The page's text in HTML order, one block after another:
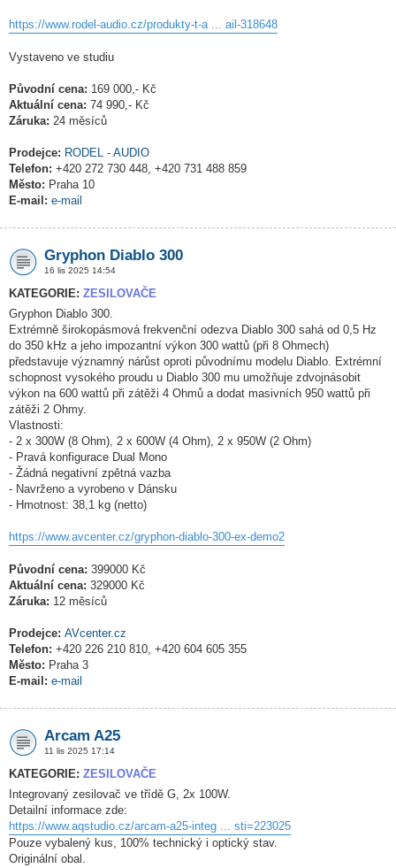
https://www.rodel-audio.cz/produkty-t-a ... ail-318648
Vystaveno ve studiu
Původní cena: 169 000,- Kč
Aktuální cena: 74 990,- Kč
Záruka: 24 měsíců
Prodejce: RODEL - AUDIO
Telefon: +420 272 730 448, +420 731 488 859
Město: Praha 10
E-mail: e-mail
Gryphon Diablo 300
16 lis 2025 14:54
KATEGORIE: ZESILOVAČE
Gryphon Diablo 300.
Extrémně širokopásmová frekvenční odezva Diablo 300 sahá od 0,5 Hz
do 350 kHz a jeho impozantní výkon 300 wattů (při 8 Ohmech)
představuje významný nárůst oproti původnímu modelu Diablo. Extrémní
schopnost vysokého proudu u Diablo 300 mu umožňuje zdvojnásobit
výkon na 600 wattů při zátěži 4 Ohmů a dodat masivních 950 wattů při
zátěži 2 Ohmy.
Vlastnosti:
- 2 x 300W (8 Ohm), 2 x 600W (4 Ohm), 2 x 950W (2 Ohm)
- Pravá konfigurace Dual Mono
- Žádná negativní zpětná vazba
- Navrženo a vyrobeno v Dánsku
- Hmotnost: 38,1 kg (netto)
https://www.avcenter.cz/gryphon-diablo-300-ex-demo2
Původní cena: 399000 Kč
Aktuální cena: 329000 Kč
Záruka: 12 měsíců
Prodejce: AVcenter.cz
Telefon: +420 226 210 810, +420 604 605 355
Město: Praha 3
E-mail: e-mail
Arcam A25
11 lis 2025 17:14
KATEGORIE: ZESILOVAČE
Integrovaný zesilovač ve třídě G, 2x 100W.
Detailní informace zde:
https://www.aqstudio.cz/arcam-a25-integ ... sti=223025
Pouze vybalený kus, 100% technický i optický stav.
Originální obal.